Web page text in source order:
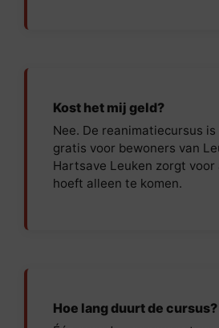
Kost het mij geld?
Nee. De reanimatiecursus
gratis voor bewoners van
Hartsave Leuken zorgt
hoeft alleen te komen.
Hoe lang duurt de cursus?